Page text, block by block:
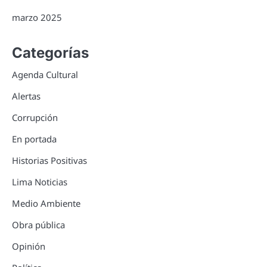
marzo 2025
Categorías
Agenda Cultural
Alertas
Corrupción
En portada
Historias Positivas
Lima Noticias
Medio Ambiente
Obra pública
Opinión